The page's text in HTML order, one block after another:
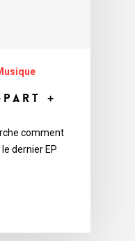
+
comment
dernier EP